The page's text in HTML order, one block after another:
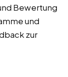
Bewertung
und
zur